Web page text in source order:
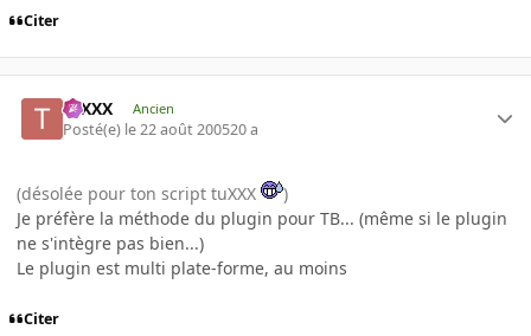
Citer
tuXXX Ancien
Posté(e) le 22 août 200520 a
(désolée pour ton script tuXXX
)
Je préfère la méthode du plugin pour TB... (même si le plugin
ne s'intègre pas bien...)
Le plugin est multi plate-forme, au moins
Citer